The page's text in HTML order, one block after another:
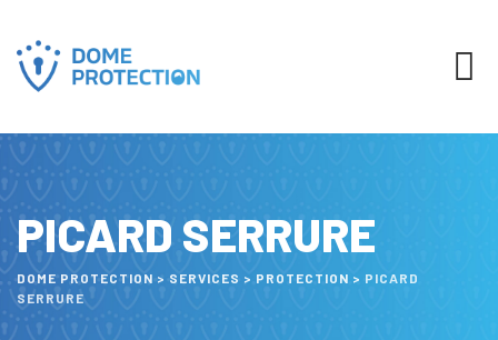
PICARD SERRURE
DOME PROTECTION > SERVICES > PROTECTION > PICARD
SERRURE